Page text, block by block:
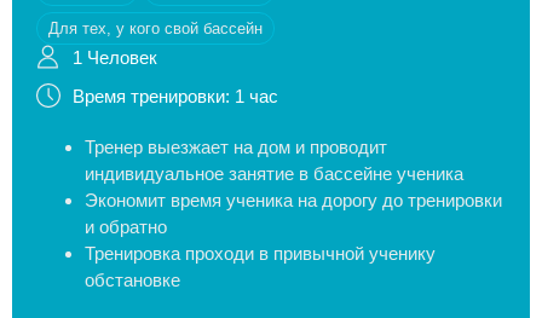
Для тех, у кого свой бассейн
1 Человек
Время тренировки: 1 час
Тренер выезжает на дом и проводит
индивидуальное занятие в бассейне ученика
Экономит время ученика на дорогу до тренировки
и обратно
Тренировка проходи в привычной ученику
обстановке